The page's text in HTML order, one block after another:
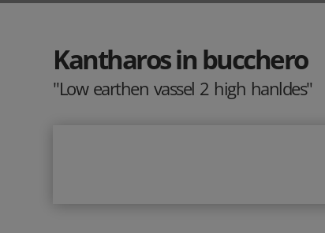
Kantharos in bucchero
"Low earthen vassel 2 high hanldes"